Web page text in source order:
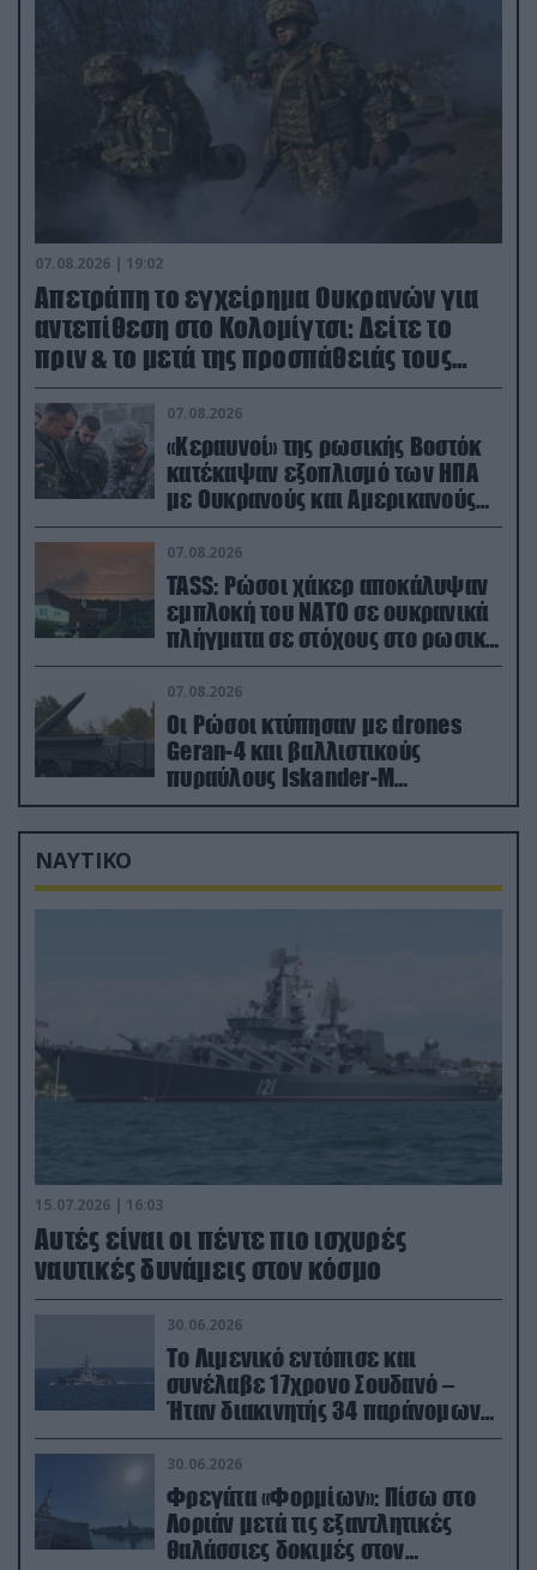
07.08.2026 | 19:02
Απετράπη το εγχείρημα Ουκρανών για
αντεπίθεση στο Κολομίγτσι: Δείτε το
πριν & το μετά της προσπάθειάς τους
(βίντεο)
07.08.2026
«Κεραυνοί» της ρωσικής Βοστόκ
κατέκαψαν εξοπλισμό των ΗΠΑ
με Ουκρανούς και Αμερικανούς
μισθοφόρους – Δείτε βίντεο
07.08.2026
TASS: Ρώσοι χάκερ αποκάλυψαν
εμπλοκή του ΝΑΤΟ σε ουκρανικά
πλήγματα σε στόχους στο ρωσικό
έδαφος!
07.08.2026
Οι Ρώσοι κτύπησαν με drones
Geran-4 και βαλλιστικούς
πυραύλους Iskander-M
ουκρανικό τρένο με στρατιωτικό
εξοπλισμό
ΝΑΥΤΙΚΟ
15.07.2026 | 16:03
Aυτές είναι οι πέντε πιο ισχυρές
ναυτικές δυνάμεις στον κόσμο
30.06.2026
Το Λιμενικό εντόπισε και
συνέλαβε 17χρονο Σουδανό –
Ήταν διακινητής 34 παράνομων
μεταναστών
30.06.2026
Φρεγάτα «Φορμίων»: Πίσω στο
Λοριάν μετά τις εξαντλητικές
θαλάσσιες δοκιμές στον